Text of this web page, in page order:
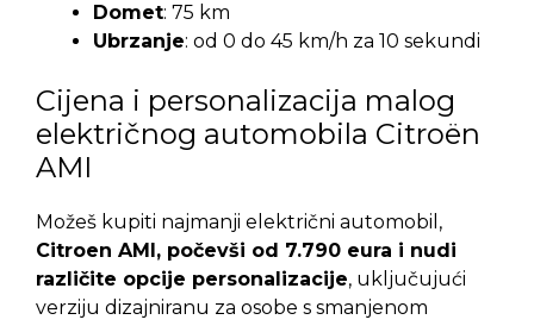
Domet: 75 km
Ubrzanje: od 0 do 45 km/h za 10 sekundi
Cijena i personalizacija malog
električnog automobila Citroën
AMI
Možeš kupiti najmanji električni automobil,
Citroen AMI, počevši od 7.790 eura i nudi
različite opcije personalizacije, uključujući
verziju dizajniranu za osobe s smanjenom